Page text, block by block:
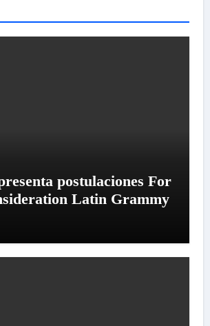
postulaciones For
Latin Grammy